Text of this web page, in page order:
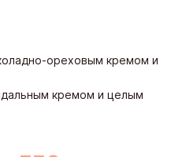
ореховым кремом и
кремом и целым